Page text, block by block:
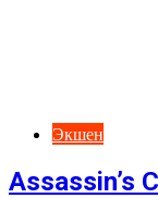
Экшен
Assassin’s